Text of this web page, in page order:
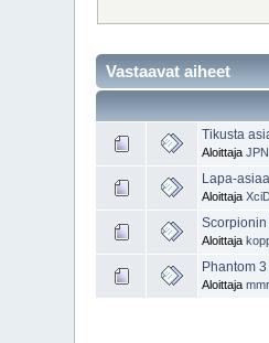
Vastaavat aiheet
Tikusta
AloittajaJPN
Lapa-asiaa
Aloittaja
Scorpionin
Aloittaja
Phantom
Aloittaja